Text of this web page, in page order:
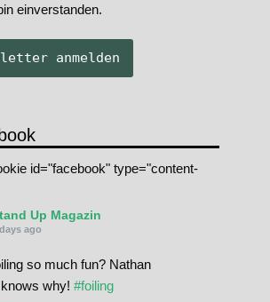
einverstanden.
id="facebook" type="content-
Up Magazin
ago
so much fun? Nathan
why! #foiling